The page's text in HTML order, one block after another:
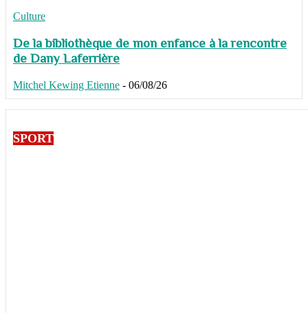
Culture
De la bibliothèque de mon enfance à la rencontre
de Dany Laferrière
Mitchel Kewing Etienne - 06/08/26
SPORT